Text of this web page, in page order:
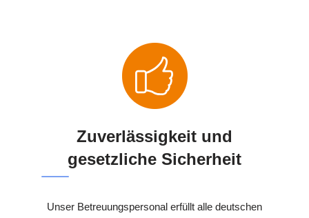
Zuverlässigkeit und
gesetzliche Sicherheit
Unser Betreuungspersonal erfüllt alle deutschen